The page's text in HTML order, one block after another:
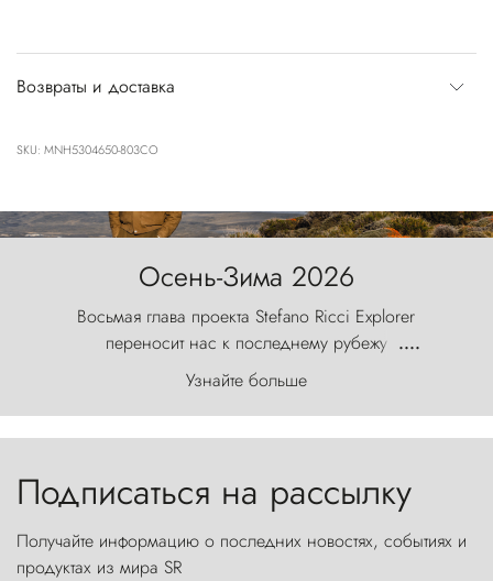
Возвраты и доставка
SKU: MNH5304650-803CO
Осень-Зима 2026
Восьмая глава проекта Stefano Ricci Explorer
переносит нас к последнему рубежу
первозданного мира, где ветер с
первобытной яростью ваяет ландшафт, а пики
Торрес-дель-Пайне, словно каменные стражи,
....
Узнайте больше
Подписаться на рассылку
Получайте информацию о последних новостях, событиях и
продуктах из мира SR